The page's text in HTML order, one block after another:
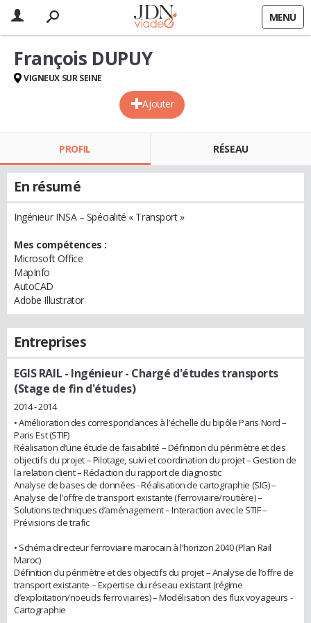
MENU
Ajouter
François DUPUY
VIGNEUX SUR SEINE
PROFIL RÉSEAU
En résumé
Ingénieur INSA – Spécialité « Transport »
Mes compétences :
Microsoft Office
MapInfo
AutoCAD
Adobe Illustrator
Entreprises
EGIS RAIL - Ingénieur - Chargé d'études transports
(Stage de fin d'études)
2014 - 2014
• Amélioration des correspondances à l’échelle du bipôle Paris Nord –
Paris Est (STIF)
Réalisation d’une étude de faisabilité – Définition du périmètre et des
objectifs du projet – Pilotage, suivi et coordination du projet – Gestion de
la relation client – Rédaction du rapport de diagnostic
Analyse de bases de données - Réalisation de cartographie (SIG) –
Analyse de l’offre de transport existante (ferroviaire/routière) –
Solutions techniques d’aménagement – Interaction avec le STIF –
Prévisions de trafic
• Schéma directeur ferroviaire marocain à l’horizon 2040 (Plan Rail
Maroc)
Définition du périmètre et des objectifs du projet – Analyse de l’offre de
transport existante – Expertise du réseau existant (régime
d’exploitation/noeuds ferroviaires) – Modélisation des flux voyageurs -
Cartographie